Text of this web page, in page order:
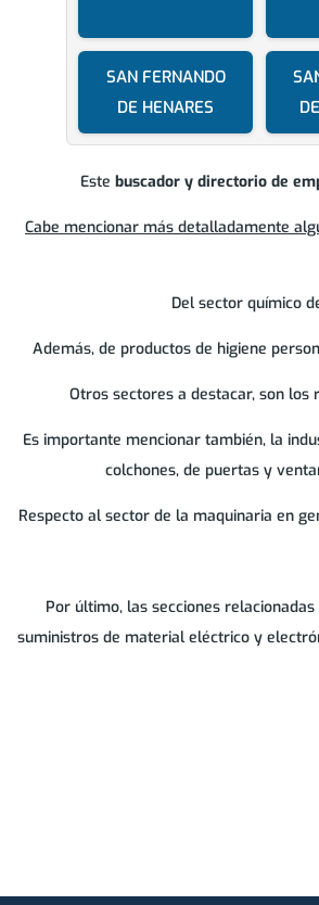
SAN FERNANDO
DE HENARES
Estebuscador y directorio de
Cabe mencionar más detalladamente
Del sector químico
Además, de productos de higiene
Otros sectores a destacar, son los
Es importante mencionar también, la
colchones, de puertas y
Respecto al sector de la maquinaria en
Por último, las secciones
suministros de material eléctrico y